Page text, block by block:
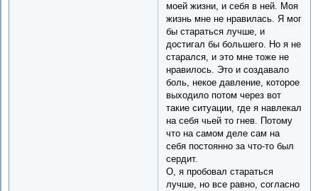
моей жизни, и себя в ней. Моя
жизнь мне не нравилась. Я мог
бы стараться лучше, и
достигал бы большего. Но я не
старался, и это мне тоже не
нравилось. Это и создавало
боль, некое давление, которое
выходило потом через вот
такие ситуации, где я навлекал
на себя чьей то гнев. Потому
что на самом деле сам на
себя постоянно за что-то был
сердит.
О, я пробовал стараться
лучше, но все равно, согласно